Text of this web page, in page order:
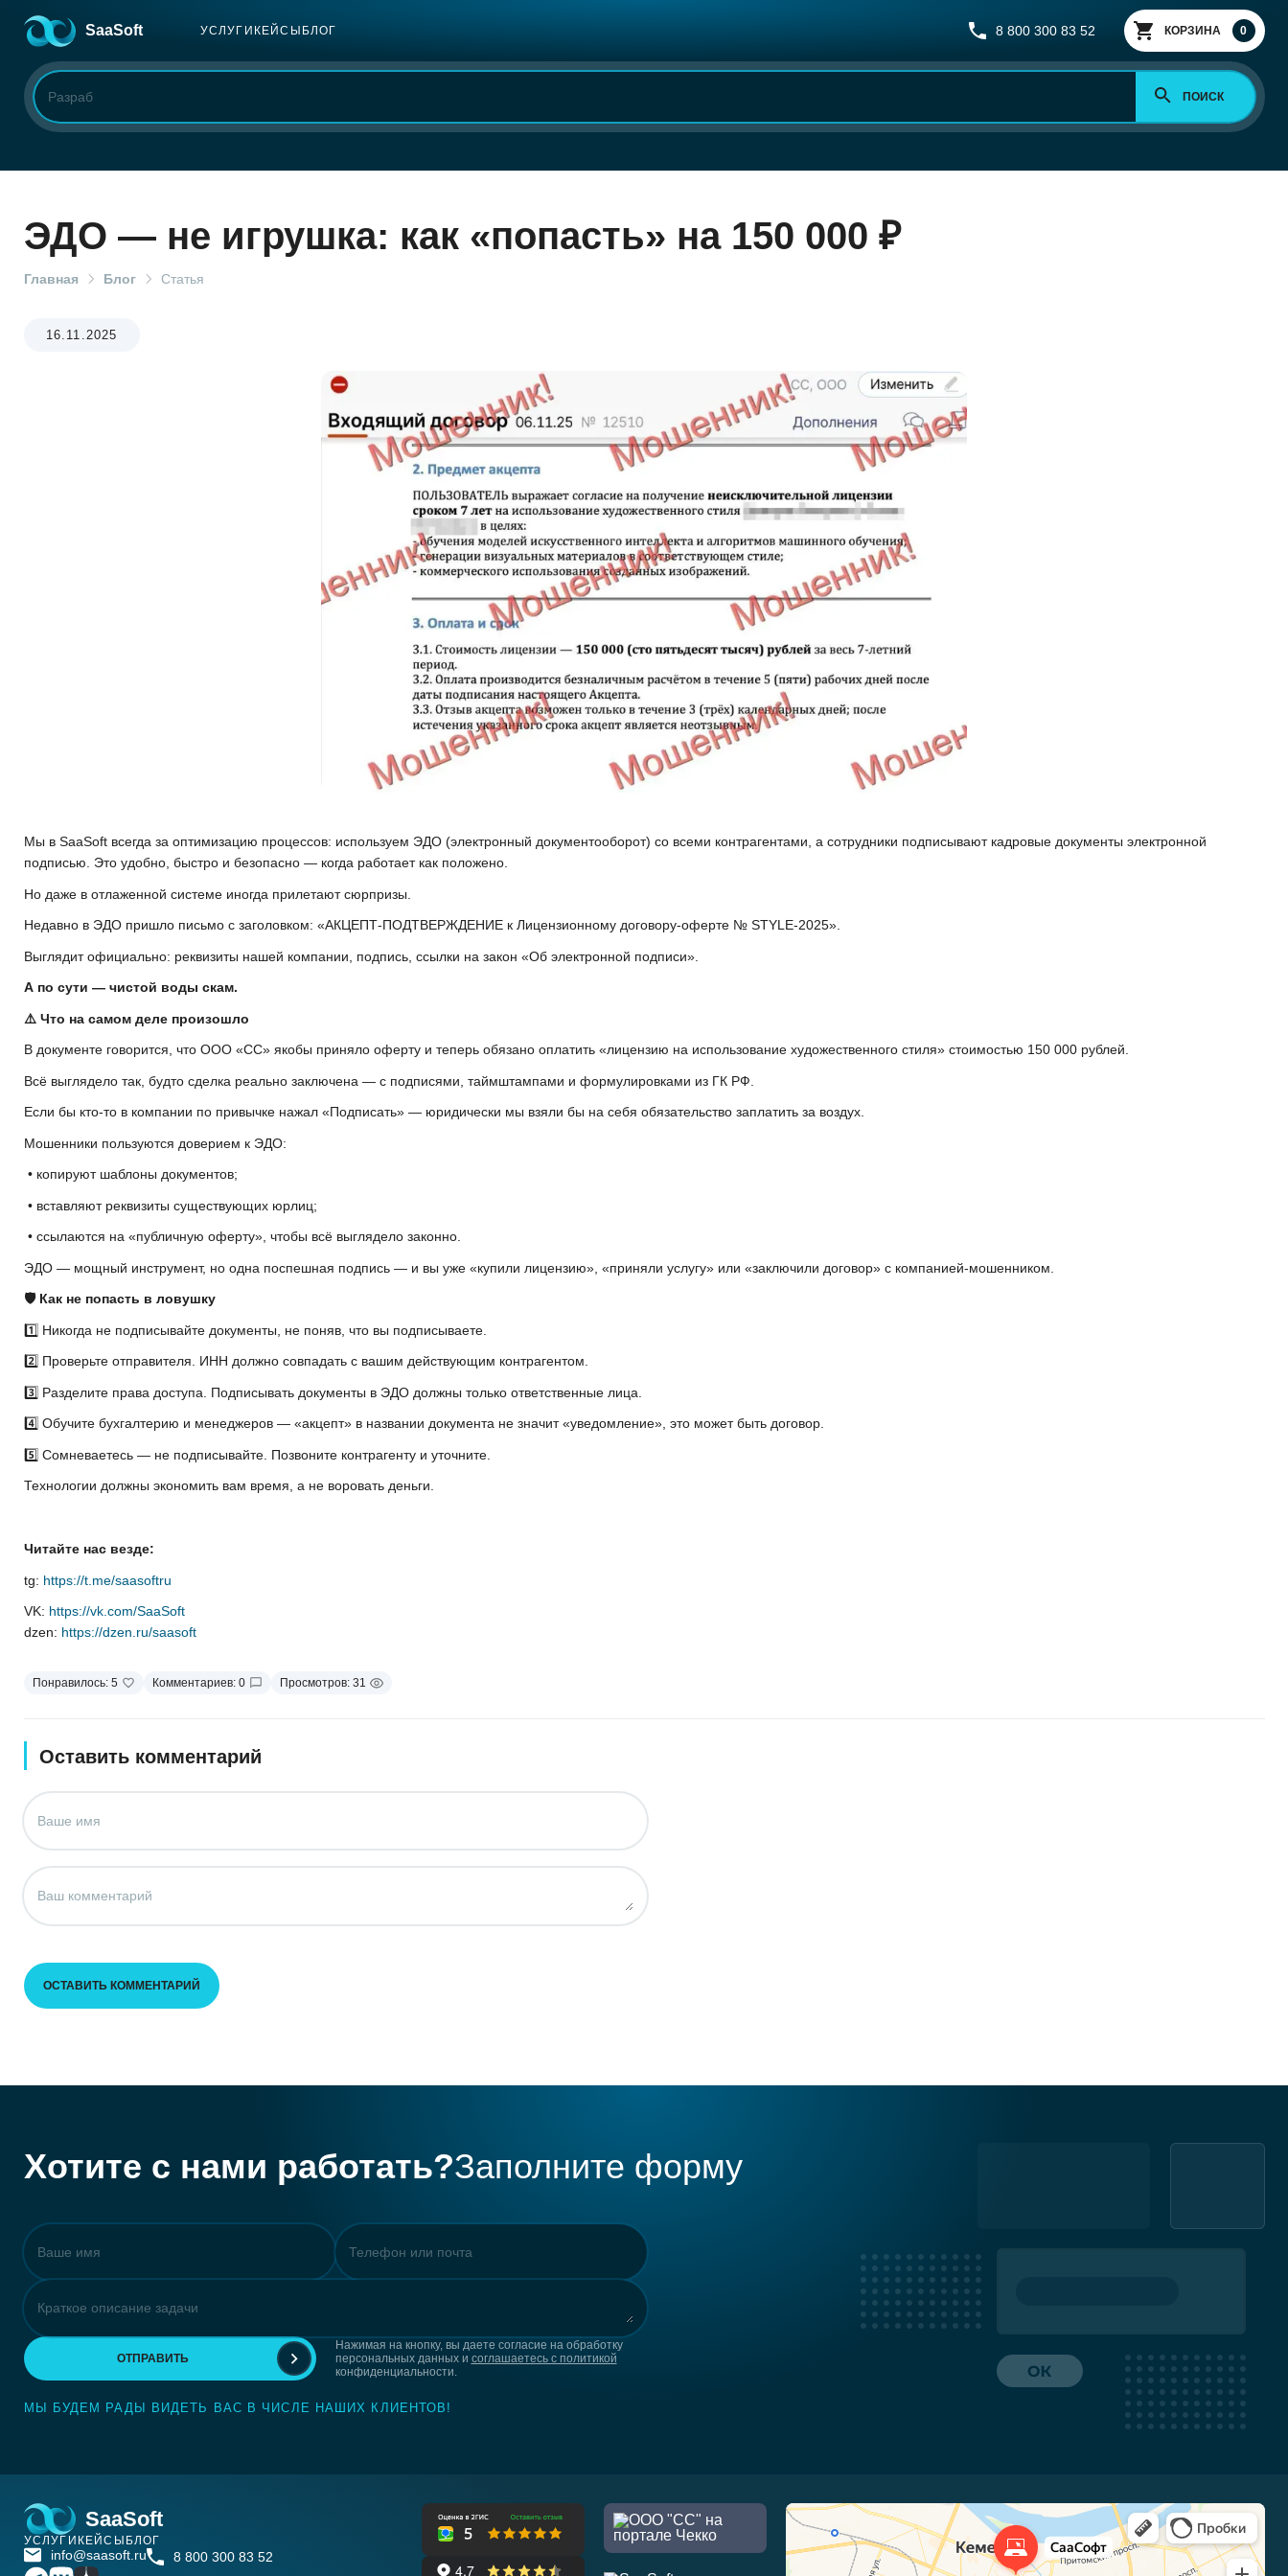
SaaSoft УСЛУГИ КЕЙСЫ БЛОГ 8 800 300 83 52 КОРЗИНА 0
ПОИСК
ЭДО — не игрушка: как «попасть» на 150 000 ₽
Главная Блог Статья
16.11.2025
Мы в SaaSoft всегда за оптимизацию процессов: используем ЭДО (электронный документооборот) со всеми контрагентами, а сотрудники подписывают кадровые документы электронной
подписью. Это удобно, быстро и безопасно — когда работает как положено.
Но даже в отлаженной системе иногда прилетают сюрпризы.
Недавно в ЭДО пришло письмо с заголовком: «АКЦЕПТ-ПОДТВЕРЖДЕНИЕ к Лицензионному договору-оферте № STYLE-2025».
Выглядит официально: реквизиты нашей компании, подпись, ссылки на закон «Об электронной подписи».
А по сути — чистой воды скам.
⚠️ Что на самом деле произошло
В документе говорится, что ООО «СС» якобы приняло оферту и теперь обязано оплатить «лицензию на использование художественного стиля» стоимостью 150 000 рублей.
Всё выглядело так, будто сделка реально заключена — с подписями, таймштампами и формулировками из ГК РФ.
Если бы кто-то в компании по привычке нажал «Подписать» — юридически мы взяли бы на себя обязательство заплатить за воздух.
Мошенники пользуются доверием к ЭДО:
• копируют шаблоны документов;
• вставляют реквизиты существующих юрлиц;
• ссылаются на «публичную оферту», чтобы всё выглядело законно.
ЭДО — мощный инструмент, но одна поспешная подпись — и вы уже «купили лицензию», «приняли услугу» или «заключили договор» с компанией-мошенником.
🛡 Как не попасть в ловушку
1️⃣ Никогда не подписывайте документы, не поняв, что вы подписываете.
2️⃣ Проверьте отправителя. ИНН должно совпадать с вашим действующим контрагентом.
3️⃣ Разделите права доступа. Подписывать документы в ЭДО должны только ответственные лица.
4️⃣ Обучите бухгалтерию и менеджеров — «акцепт» в названии документа не значит «уведомление», это может быть договор.
5️⃣ Сомневаетесь — не подписывайте. Позвоните контрагенту и уточните.
Технологии должны экономить вам время, а не воровать деньги.
Читайте нас везде:
tg: https://t.me/saasoftru
VK: https://vk.com/SaaSoft
dzen: https://dzen.ru/saasoft
Понравилось:5 Комментариев:0 Просмотров:31
Оставить комментарий
ОСТАВИТЬ КОММЕНТАРИЙ
Хотите с нами работать?Заполните форму
ОТПРАВИТЬ
Нажимая на кнопку, вы даете согласие на обработку
персональных данных и соглашаетесь с политикой
конфиденциальности.
МЫ БУДЕМ РАДЫ ВИДЕТЬ ВАС В ЧИСЛЕ НАШИХ КЛИЕНТОВ!
SaaSoft
УСЛУГИ КЕЙСЫ БЛОГ
info@saasoft.ru 8 800 300 83 52